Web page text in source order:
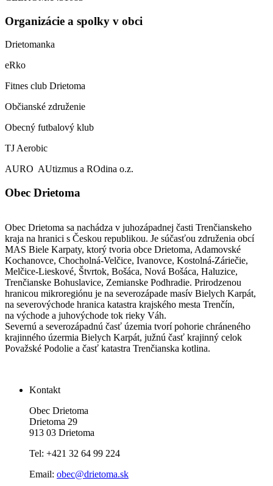
Organizácie a spolky v obci
Drietomanka
eRko
Fitnes club Drietoma
Občianské združenie
Obecný futbalový klub
TJ Aerobic
AURO AUtizmus a ROdina o.z.
Obec Drietoma
Obec Drietoma sa nachádza v juhozápadnej časti Trenčianskeho
kraja na hranici s Českou republikou. Je súčasťou združenia obcí
MAS Biele Karpaty, ktorý tvoria obce Drietoma, Adamovské
Kochanovce, Chocholná-Velčice, Ivanovce, Kostolná-Záriečie,
Melčice-Lieskové, Štvrtok, Bošáca, Nová Bošáca, Haluzice,
Trenčianske Bohuslavice, Zemianske Podhradie. Prirodzenou
hranicou mikroregiónu je na severozápade masív Bielych Karpát,
na severovýchode hranica katastra krajského mesta Trenčín,
na východe a juhovýchode tok rieky Váh.
Severnú a severozápadnú časť územia tvorí pohorie chráneného
krajinného úzermia Bielych Karpát, južnú časť krajinný celok
Považské Podolie a časť katastra Trenčianska kotlina.
Kontakt
Obec Drietoma
Drietoma 29
913 03 Drietoma
Tel: +421 32 64 99 224
Email: obec@drietoma.sk